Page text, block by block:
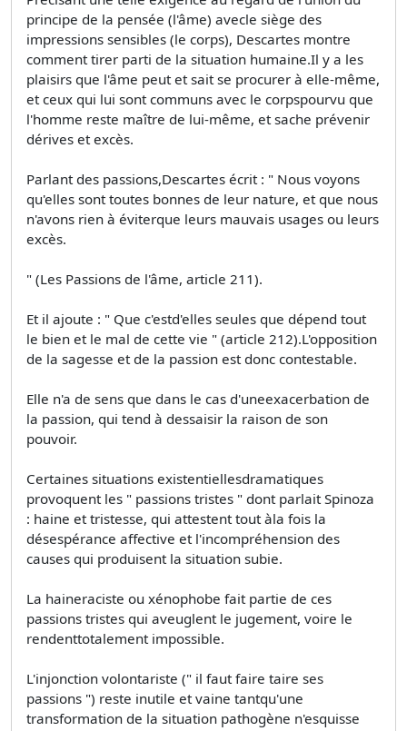
principe de la pensée (l'âme) avecle siège des
impressions sensibles (le corps), Descartes montre
comment tirer parti de la situation humaine.Il y a les
plaisirs que l'âme peut et sait se procurer à elle-même,
et ceux qui lui sont communs avec le corpspourvu que
l'homme reste maître de lui-même, et sache prévenir
dérives et excès.
Parlant des passions,Descartes écrit : " Nous voyons
qu'elles sont toutes bonnes de leur nature, et que nous
n'avons rien à éviterque leurs mauvais usages ou leurs
excès.
" (Les Passions de l'âme, article 211).
Et il ajoute : " Que c'estd'elles seules que dépend tout
le bien et le mal de cette vie " (article 212).L'opposition
de la sagesse et de la passion est donc contestable.
Elle n'a de sens que dans le cas d'uneexacerbation de
la passion, qui tend à dessaisir la raison de son
pouvoir.
Certaines situations existentiellesdramatiques
provoquent les " passions tristes " dont parlait Spinoza
: haine et tristesse, qui attestent tout àla fois la
désespérance affective et l'incompréhension des
causes qui produisent la situation subie.
La haineraciste ou xénophobe fait partie de ces
passions tristes qui aveuglent le jugement, voire le
rendenttotalement impossible.
L'injonction volontariste (" il faut faire taire ses
passions ") reste inutile et vaine tantqu'une
transformation de la situation pathogène n'esquisse